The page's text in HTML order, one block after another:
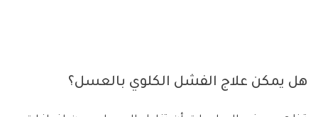
هل يمكن علاج الفشل الكلوي بالعسل؟